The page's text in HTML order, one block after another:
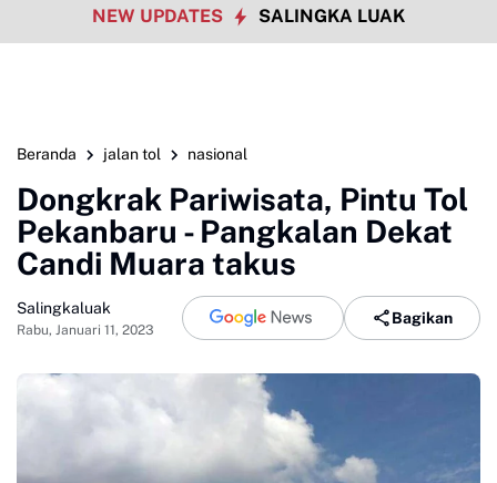
NEW UPDATES SALINGKA LUAK
Beranda jalan tol nasional
Dongkrak Pariwisata, Pintu Tol
Pekanbaru - Pangkalan Dekat
Candi Muara takus
Salingkaluak
Rabu, Januari 11, 2023
Bagikan